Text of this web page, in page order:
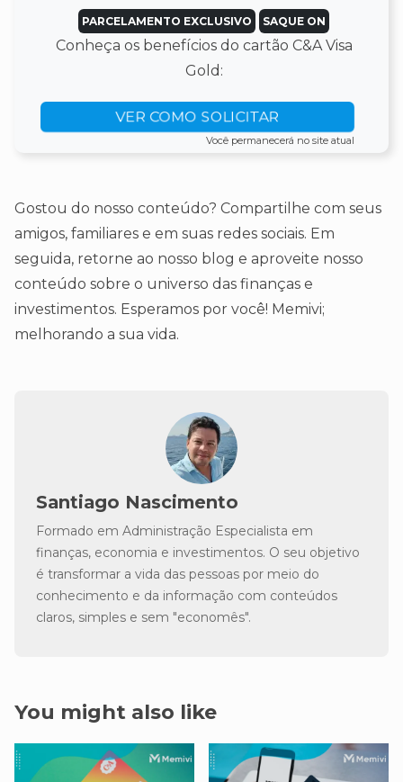
PARCELAMENTO EXCLUSIVO SAQUE ON
Conheça os benefícios do cartão C&A Visa
Gold:
VER COMO SOLICITAR
Você permanecerá no site atual
Gostou do nosso conteúdo? Compartilhe com seus
amigos, familiares e em suas redes sociais. Em
seguida, retorne ao nosso blog e aproveite nosso
conteúdo sobre o universo das finanças e
investimentos. Esperamos por você! Memivi;
melhorando a sua vida.
Santiago Nascimento
Formado em Administração Especialista em
finanças, economia e investimentos. O seu objetivo
é transformar a vida das pessoas por meio do
conhecimento e da informação com conteúdos
claros, simples e sem "economês".
You might also like